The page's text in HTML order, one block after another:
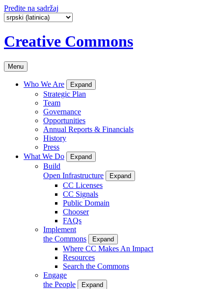
Pređite na sadržaj
Creative Commons
Menu
Who We Are Expand
Strategic Plan
Team
Governance
Opportunities
Annual Reports & Financials
History
Press
What We Do
Expand
Build
Open Infrastructure
Expand
CC Licenses
CC Signals
Public Domain
Chooser
FAQs
Implement
the Commons
Expand
Where CC Makes An Impact
Resources
Search the Commons
Engage
the People
Expand